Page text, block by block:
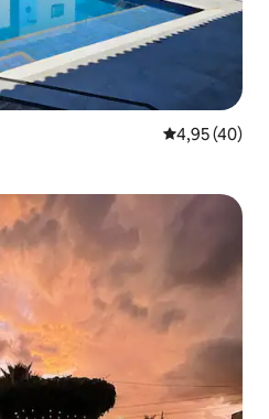
Średnia
4,95 (40)
Wybór gości